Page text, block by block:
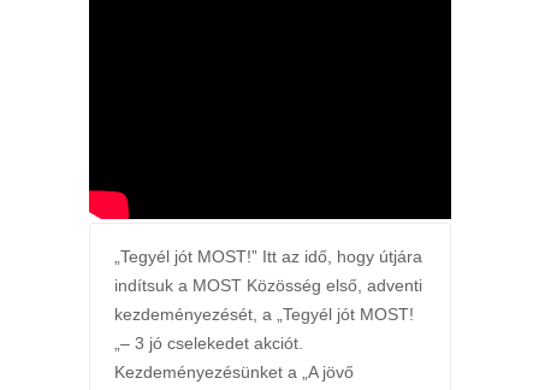
„Tegyél jót MOST!” Itt az idő, hogy útjára
indítsuk a MOST Közösség első, adventi
kezdeményezését, a „Tegyél jót MOST!
„– 3 jó cselekedet akciót.
Kezdeményezésünket a „A jövő